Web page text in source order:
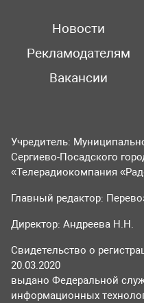
Новости
Рекламодателям
Вакансии
Учредитель:
Сергиево-Посадского
«Телерадиокомпания
Главный редактор:
Директор: Андреева Н.Н.
Свидетельство о
20.03.2020
выдано Федеральной
информационных